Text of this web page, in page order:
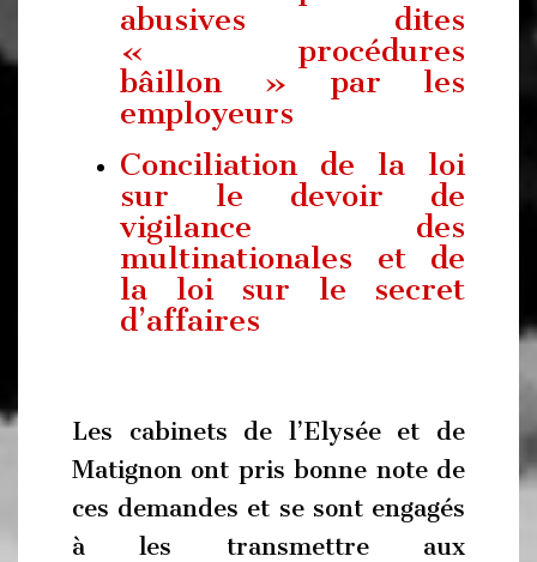
abusives dites
« procédures
bâillon » par les
employeurs
Conciliation de la loi
sur le devoir de
vigilance des
multinationales et de
la loi sur le secret
d’affaires
Les cabinets de l’Elysée et de
Matignon ont pris bonne note de
ces demandes et se sont engagés
à les transmettre aux